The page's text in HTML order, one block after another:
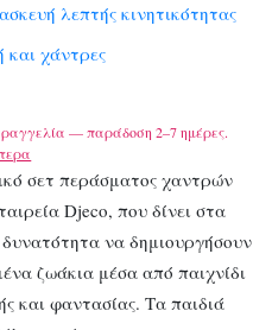
λεπτής κινητικότητας
και χάντρες
— παράδοση 2–7 ημέρες.
σετ περάσματος χαντρών
Djeco, που δίνει στα
δυνατότητα να δημιουργήσουν
ζωάκια μέσα από παιχνίδι
και φαντασίας. Τα παιδιά